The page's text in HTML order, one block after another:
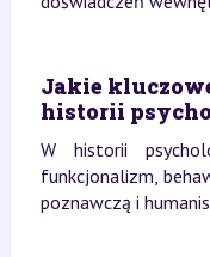
Jakie
historii
W historii
funkcjonalizm,
poznawczą i